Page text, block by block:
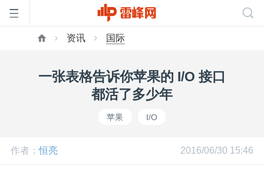
资讯 国际
一张表格告诉你苹果的 I/O 接口
都活了多少年
苹果 I/O
作者：恒亮 2016/06/30 15:46